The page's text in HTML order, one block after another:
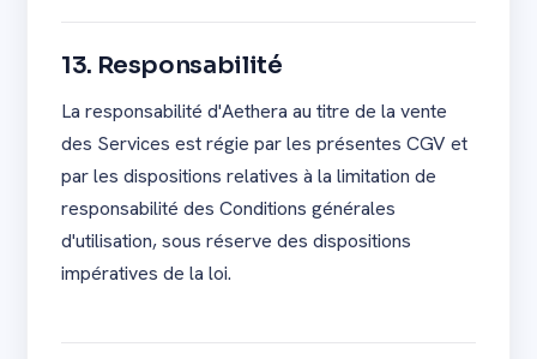
13. Responsabilité
La responsabilité d'Aethera au titre de la vente
des Services est régie par les présentes CGV et
par les dispositions relatives à la limitation de
responsabilité des Conditions générales
d'utilisation, sous réserve des dispositions
impératives de la loi.